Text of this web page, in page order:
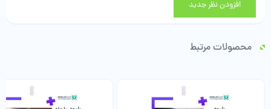
افزودن نظر جدید
محصولات مرتبط